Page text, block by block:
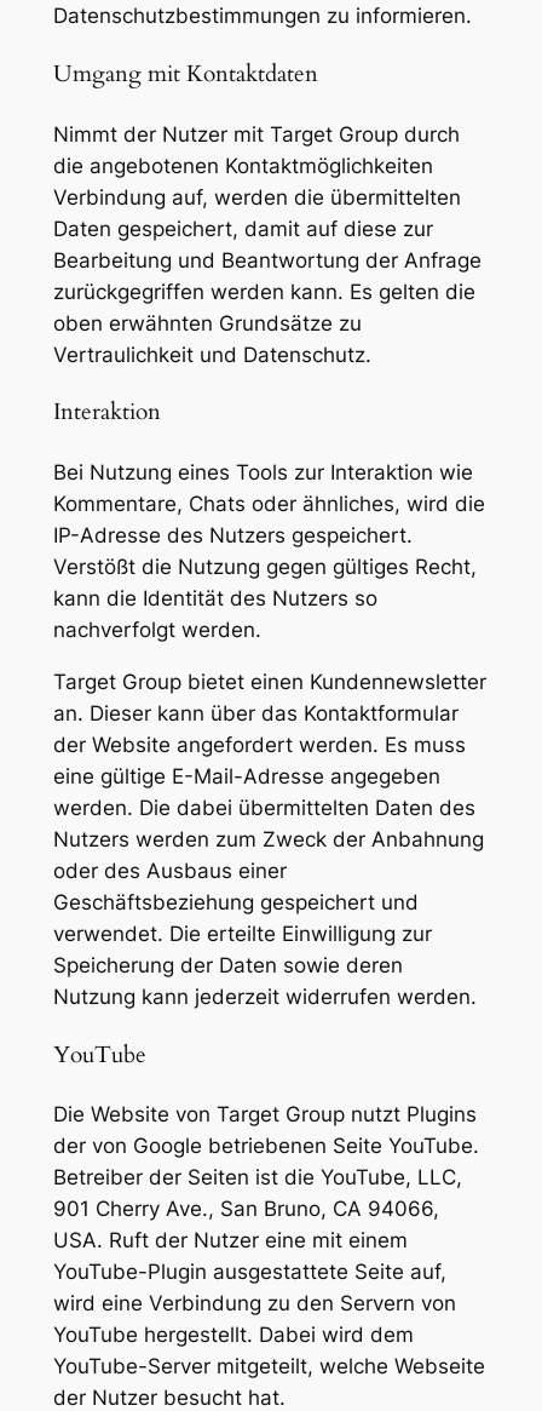
Datenschutzbestimmungen zu informieren.
Umgang mit Kontaktdaten
Nimmt der Nutzer mit Target Group durch
die angebotenen Kontaktmöglichkeiten
Verbindung auf, werden die übermittelten
Daten gespeichert, damit auf diese zur
Bearbeitung und Beantwortung der Anfrage
zurückgegriffen werden kann. Es gelten die
oben erwähnten Grundsätze zu
Vertraulichkeit und Datenschutz.
Interaktion
Bei Nutzung eines Tools zur Interaktion wie
Kommentare, Chats oder ähnliches, wird die
IP-Adresse des Nutzers gespeichert.
Verstößt die Nutzung gegen gültiges Recht,
kann die Identität des Nutzers so
nachverfolgt werden.
Target Group bietet einen Kundennewsletter
an. Dieser kann über das Kontaktformular
der Website angefordert werden. Es muss
eine gültige E-Mail-Adresse angegeben
werden. Die dabei übermittelten Daten des
Nutzers werden zum Zweck der Anbahnung
oder des Ausbaus einer
Geschäftsbeziehung gespeichert und
verwendet. Die erteilte Einwilligung zur
Speicherung der Daten sowie deren
Nutzung kann jederzeit widerrufen werden.
YouTube
Die Website von Target Group nutzt Plugins
der von Google betriebenen Seite YouTube.
Betreiber der Seiten ist die YouTube, LLC,
901 Cherry Ave., San Bruno, CA 94066,
USA. Ruft der Nutzer eine mit einem
YouTube-Plugin ausgestattete Seite auf,
wird eine Verbindung zu den Servern von
YouTube hergestellt. Dabei wird dem
YouTube-Server mitgeteilt, welche Webseite
der Nutzer besucht hat.